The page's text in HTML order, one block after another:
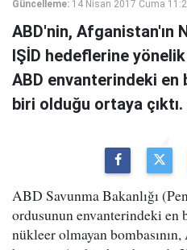
Güncelleme: 14 Nisan 2017 Cuma
ABD'nin, Afganistan'ın
IŞİD hedeflerine yönelik
ABD envanterindeki en
biri olduğu ortaya çıktı.
ABD Savunma Bakanlığı
ordusunun envanterindeki en
nükleer olmayan